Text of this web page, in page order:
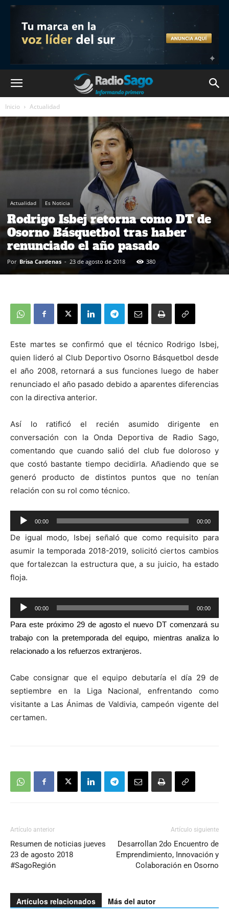
Inicio Actualidad
Actualidad Es Noticia
Rodrigo Isbej retorna como DT de
Osorno Básquetbol tras haber
renunciado el año pasado
Por Brisa Cardenas - 23 de agosto de 2018 380
Este martes se confirmó que el técnico Rodrigo Isbej,
quien lideró al Club Deportivo Osorno Básquetbol desde
el año 2008, retornará a sus funciones luego de haber
renunciado el año pasado debido a aparentes diferencias
con la directiva anterior.
Así lo ratificó el recién asumido dirigente en
conversación con la Onda Deportiva de Radio Sago,
comentando que cuando salió del club fue doloroso y
que costó bastante tiempo decidirla. Añadiendo que se
generó producto de distintos puntos que no tenían
relación con su rol como técnico.
Reproductor
de
audio
00:00 00:00
De igual modo, Isbej señaló que como requisito para
asumir la temporada 2018-2019, solicitó ciertos cambios
que fortalezcan la estructura que, a su juicio, ha estado
floja.
Reproductor
de
audio
00:00 00:00
Para este próximo 29 de agosto el nuevo DT comenzará su
trabajo con la pretemporada del equipo, mientras analiza lo
relacionado a los refuerzos extranjeros.
Cabe consignar que el equipo debutaría el día 29 de
septiembre en la Liga Nacional, enfrentando como
visitante a Las Ánimas de Valdivia, campeón vigente del
certamen.
Artículo anterior
Resumen de noticias jueves
23 de agosto 2018
#SagoRegión
Artículo siguiente
Desarrollan 2do Encuentro de
Emprendimiento, Innovación y
Colaboración en Osorno
Artículos relacionados Más del autor